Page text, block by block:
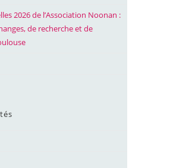
2026 de l’Association Noonan :
de recherche et de